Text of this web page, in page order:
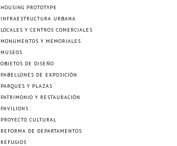
HOUSING PROTOTYPE
INFRAESTRUCTURA URBANA
LOCALES Y CENTROS COMERCIALES
MONUMENTOS Y MEMORIALES
MUSEOS
OBJETOS DE DISEÑO
PABELLONES DE EXPOSICIÓN
PARQUES Y PLAZAS
PATRIMONIO Y RESTAURACIÓN
PAVILIONS
PROYECTO CULTURAL
REFORMA DE DEPARTAMENTOS
REFUGIOS